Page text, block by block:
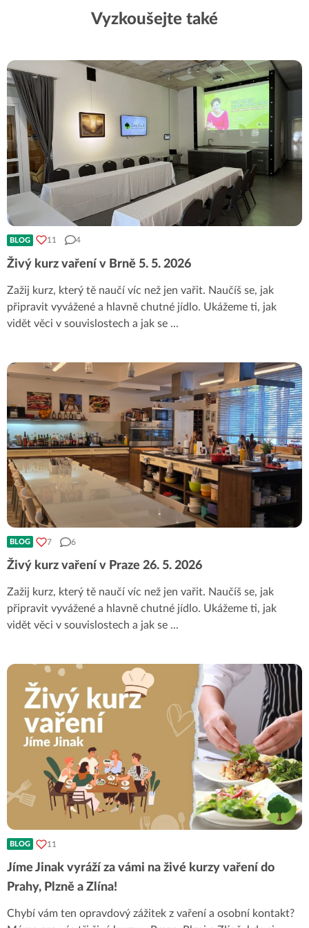
Vyzkoušejte také
BLOG 11 4
Živý kurz vaření v Brně 5. 5. 2026
Zažij kurz, který tě naučí víc než jen vařit. Naučíš se, jak
připravit vyvážené a hlavně chutné jídlo. Ukážeme ti, jak
vidět věci v souvislostech a jak se ...
BLOG 7 6
Živý kurz vaření v Praze 26. 5. 2026
Zažij kurz, který tě naučí víc než jen vařit. Naučíš se, jak
připravit vyvážené a hlavně chutné jídlo. Ukážeme ti, jak
vidět věci v souvislostech a jak se ...
BLOG 11
Jíme Jinak vyráží za vámi na živé kurzy vaření do
Prahy, Plzně a Zlína!
Chybí vám ten opravdový zážitek z vaření a osobní kontakt?